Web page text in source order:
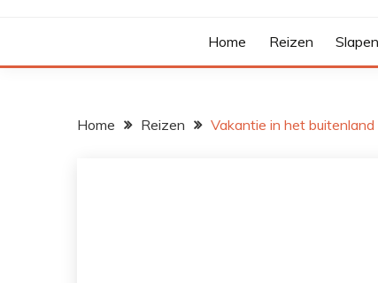
Home Reizen Slapen
Home Reizen Vakantie in het